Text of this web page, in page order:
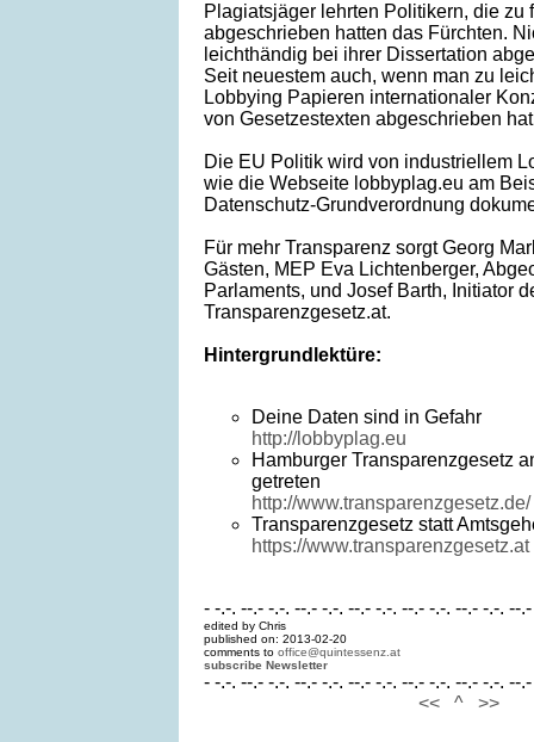
Plagiatsjäger lehrten Politikern, die zu
abgeschrieben hatten das Fürchten.
leichthändig bei ihrer Dissertation
Seit neuestem auch, wenn man zu
Lobbying Papieren internationaler
von Gesetzestexten abgeschrieben
Die EU Politik wird von industriellem
wie die Webseite lobbyplag.eu am
Datenschutz-Grundverordnung
Für mehr Transparenz sorgt Georg
Gästen, MEP Eva Lichtenberger,
Parlaments, und Josef Barth, Initiator
Transparenzgesetz.at.
Hintergrundlektüre:
Deine Daten sind in Gefahr
http://lobbyplag.eu
Hamburger Transparenzgesetz
getreten
http://www.transparenzgesetz.de/
Transparenzgesetz statt
https://www.transparenzgesetz.at
- -.-. --.- -.-. --.- -.-. --.- -.-. --.- -.-. --.- -.-. --.-
edited by Chris
published on: 2013-02-20
comments to office@quintessenz.at
subscribe Newsletter
- -.-. --.- -.-. --.- -.-. --.- -.-. --.- -.-. --.- -.-. --.-
<<
^ >>